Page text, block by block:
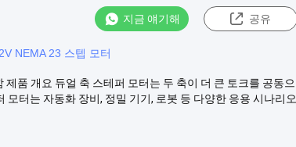
지금 얘기해 공유
NEMA 23 스텝 모터
품 개요 듀얼 축 스테퍼 모터는 두 축이 더 큰 토크를 공동으
터는 자동화 장비, 정밀 기기, 로봇 등 다양한 응용 시나리오